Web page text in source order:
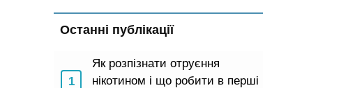
Останні публікації
Як розпізнати отруєння
нікотином і що робити в перші